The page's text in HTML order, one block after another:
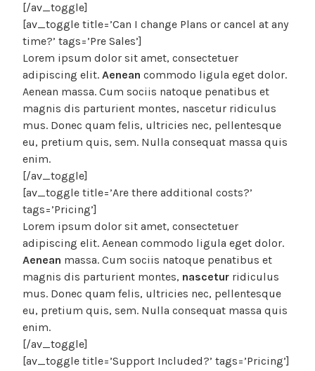
[/av_toggle]
[av_toggle title=’Can I change Plans or cancel at any
time?’ tags=’Pre Sales’]
Lorem ipsum dolor sit amet, consectetuer
adipiscing elit. Aenean commodo ligula eget dolor.
Aenean massa. Cum sociis natoque penatibus et
magnis dis parturient montes, nascetur ridiculus
mus. Donec quam felis, ultricies nec, pellentesque
eu, pretium quis, sem. Nulla consequat massa quis
enim.
[/av_toggle]
[av_toggle title=’Are there additional costs?’
tags=’Pricing’]
Lorem ipsum dolor sit amet, consectetuer
adipiscing elit. Aenean commodo ligula eget dolor.
Aenean massa. Cum sociis natoque penatibus et
magnis dis parturient montes, nascetur ridiculus
mus. Donec quam felis, ultricies nec, pellentesque
eu, pretium quis, sem. Nulla consequat massa quis
enim.
[/av_toggle]
[av_toggle title=’Support Included?’ tags=’Pricing’]